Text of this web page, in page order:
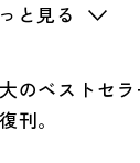
と見る
のベストセラ
刊。